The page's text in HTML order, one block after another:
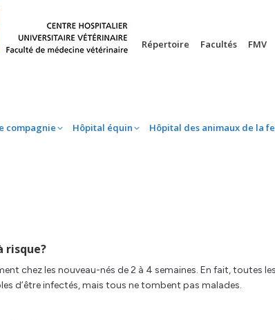
Répertoire Facultés FMV
compagnie Hôpital équin Hôpital des animaux de la
risque?
chez les nouveau-nés de 2 à 4 semaines. En fait, toutes
d’être infectés, mais tous ne tombent pas malades.
de compagnie Hôpital équin